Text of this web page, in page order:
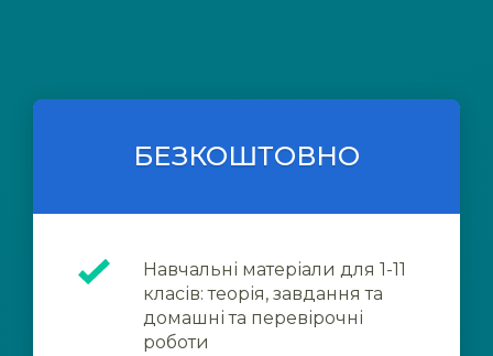
БЕЗКОШТОВНО
Навчальні матеріали для 1-11
класів: теорія, завдання та
домашні та перевірочні
роботи